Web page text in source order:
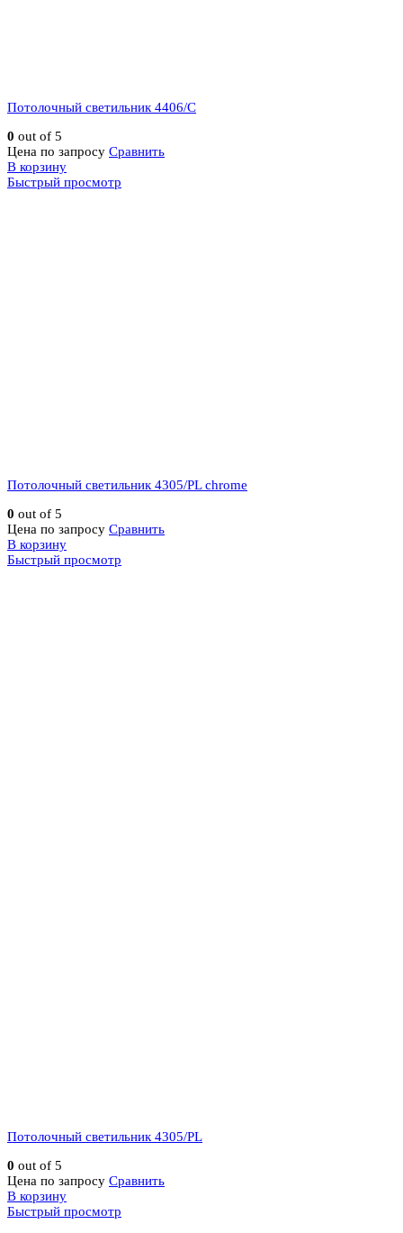
Потолочный светильник 4406/C
0 out of 5
Цена по запросу Сравнить
В корзину
Быстрый просмотр
Потолочный светильник 4305/PL chrome
0 out of 5
Цена по запросу Сравнить
В корзину
Быстрый просмотр
Потолочный светильник 4305/PL
0 out of 5
Цена по запросу Сравнить
В корзину
Быстрый просмотр